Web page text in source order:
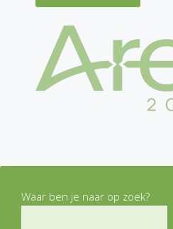
Waar ben je naar op zoek?